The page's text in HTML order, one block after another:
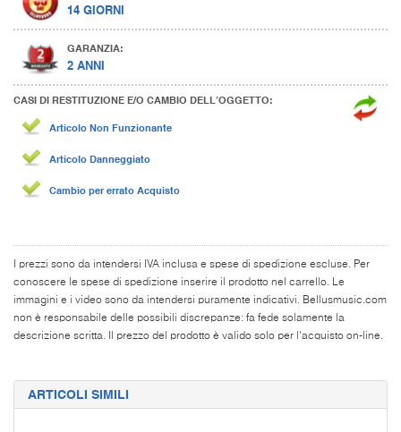
14 GIORNI
GARANZIA:
2 ANNI
CASI DI RESTITUZIONE E/O CAMBIO DELL’OGGETTO:
Articolo Non Funzionante
Articolo Danneggiato
Cambio per errato Acquisto
I prezzi sono da intendersi IVA inclusa e spese di spedizione escluse. Per
conoscere le spese di spedizione inserire il prodotto nel carrello. Le
immagini e i video sono da intendersi puramente indicativi. Bellusmusic.com
non è responsabile delle possibili discrepanze: fa fede solamente la
descrizione scritta. Il prezzo del prodotto è valido solo per l'acquisto on-line.
ARTICOLI SIMILI